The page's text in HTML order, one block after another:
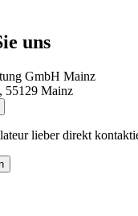
uns
GmbH Mainz
55129 Mainz
lieber direkt